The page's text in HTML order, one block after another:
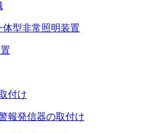
型非常照明装置
付け
報発信器の取付け